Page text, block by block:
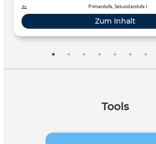
Primarstufe, Sekundarstufe I
Zum Inhalt
Tools